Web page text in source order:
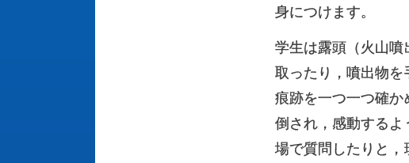
身につけます。
学生は露頭（火山
取ったり，噴出物
痕跡を一つ一つ確
倒され，感動する
場で質問したりと